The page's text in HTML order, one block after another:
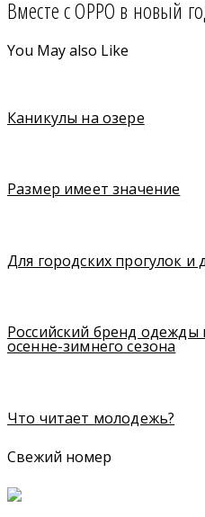
Вместе с OPPO в новый
You May also Like
Каникулы на озере
Размер имеет значение
Для городских прогулок и
Российский бренд
осенне-зимнего сезона
Что читает молодежь?
Свежий номер